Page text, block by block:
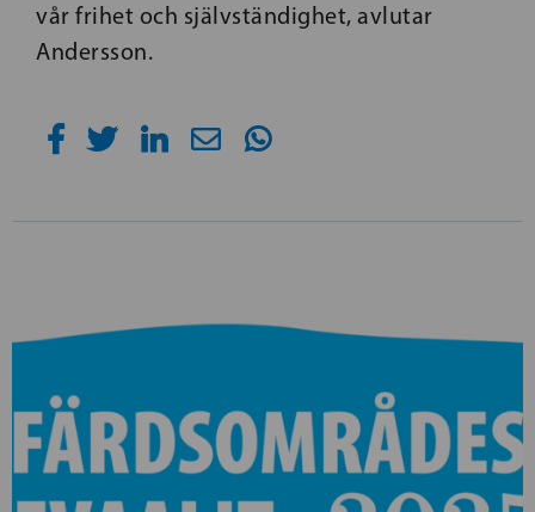
vår frihet och självständighet, avlutar
Andersson.